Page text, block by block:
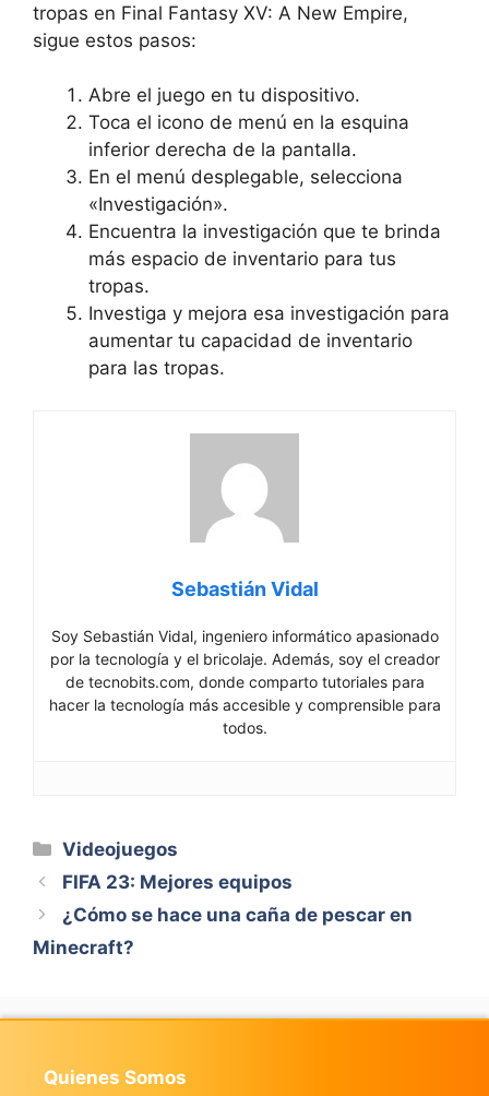
tropas‍ en Final Fantasy ‌XV: A New Empire,
sigue estos pasos:
Abre el juego en tu dispositivo.
Toca el icono de menú ⁢en la‌ esquina
inferior derecha de la pantalla.
En el menú desplegable, selecciona
«Investigación».
Encuentra la investigación‍ que te brinda
más espacio de inventario para tus
tropas.
Investiga y mejora ‍esa investigación ⁤para
aumentar tu capacidad de inventario
para las tropas.
Sebastián Vidal
Soy Sebastián Vidal, ingeniero informático apasionado
por la tecnología y el bricolaje. Además, soy el creador
de tecnobits.com, donde comparto tutoriales para
hacer la tecnología más accesible y comprensible para
todos.
Categorías
Videojuegos
FIFA 23: Mejores equipos
¿Cómo se hace una caña de pescar en
Minecraft?
Quienes Somos